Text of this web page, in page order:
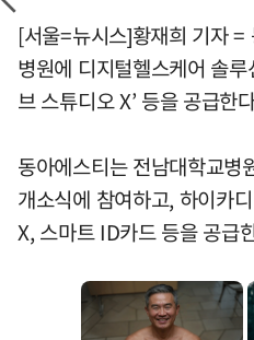
[서울=뉴시스]황재희 기자
병원에 디지털헬스케어 솔루
브 스튜디오 X’ 등을 공급한
동아에스티는 전남대학교
개소식에 참여하고, 하이카
X, 스마트 ID카드 등을 공급